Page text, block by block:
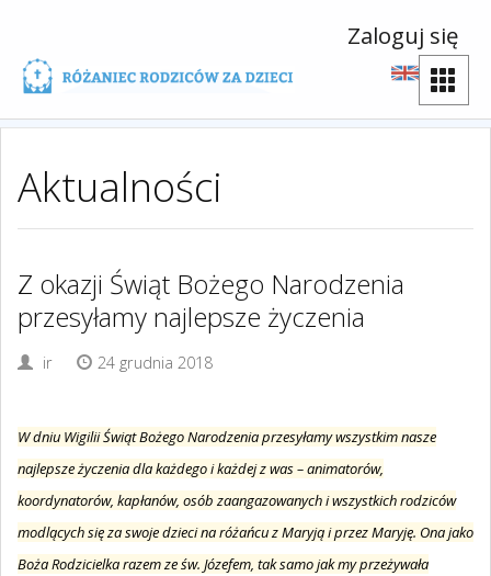
Zaloguj się
Aktualności
Z okazji Świąt Bożego Narodzenia
przesyłamy najlepsze życzenia
ir 24 grudnia 2018
W dniu Wigilii Świąt Bożego Narodzenia przesyłamy wszystkim nasze
najlepsze życzenia dla każdego i każdej z was – animatorów,
koordynatorów, kapłanów, osób zaangazowanych i wszystkich rodziców
modlących się za swoje dzieci na różańcu z Maryją i przez Maryję. Ona jako
Boża Rodzicielka razem ze św. Józefem, tak samo jak my przeżywała